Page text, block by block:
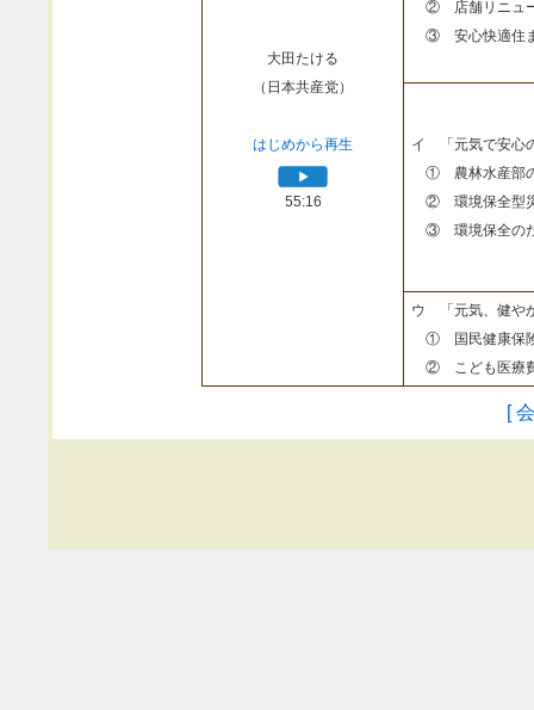
大田たける
（日本共産党）
はじめから再生
55:16
② 店舗リニュー
③ 安心快適住ま
イ 「元気で安心
① 農林水産部
② 環境保全型
③ 環境保全のた
ウ 「元気、健や
① 国民健康保険
② こども医療費
[